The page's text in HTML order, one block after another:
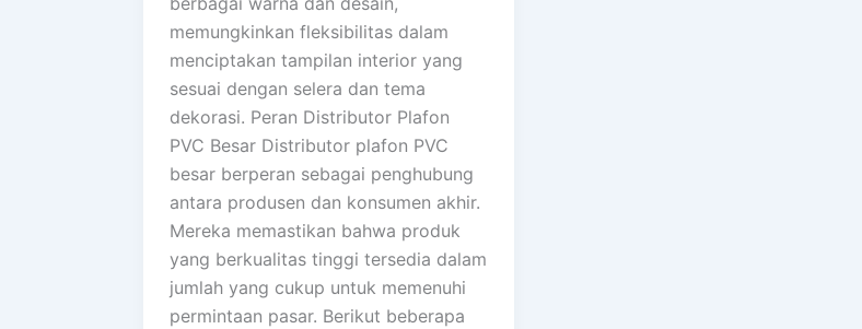
memungkinkan fleksibilitas dalam
menciptakan tampilan interior yang
sesuai dengan selera dan tema
dekorasi. Peran Distributor Plafon
PVC Besar Distributor plafon PVC
besar berperan sebagai penghubung
antara produsen dan konsumen akhir.
Mereka memastikan bahwa produk
yang berkualitas tinggi tersedia dalam
jumlah yang cukup untuk memenuhi
permintaan pasar. Berikut beberapa